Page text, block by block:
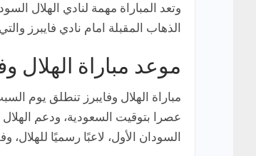
وتعد المباراة مهمة لنادي الهلال
الذهاب المقبلة امام نادي فايبرز والتي تقام في 5 ديسمبر
موعد مباراة الهلال
عصرا بتوقيت السعودية، ودعم
السودان الأول، لاعبًا رسميًا